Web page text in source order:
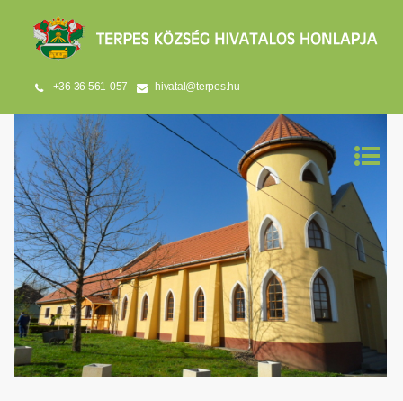
+36 36 561-057 hivatal@terpes.hu